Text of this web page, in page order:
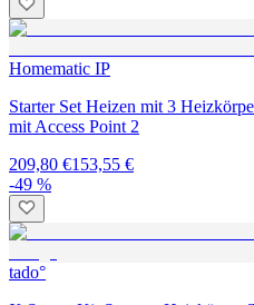
Homematic IP
Starter Set Heizen mit 3
mit Access Point 2
209,80 €153,55 €
-49 %
tado°